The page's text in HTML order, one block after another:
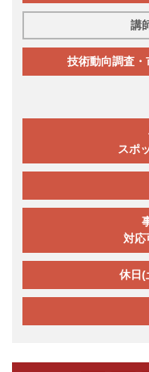
講
技術動向調査
スポ
対応
休日(